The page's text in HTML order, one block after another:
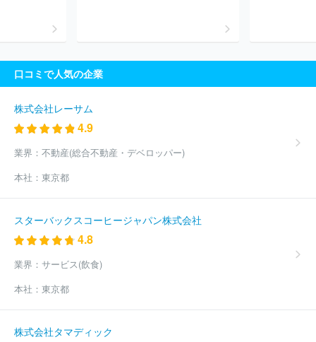
口コミで人気の企業
株式会社レーサム
4.9
業界： 不動産(総合不動産・デベロッパー)
本社： 東京都
スターバックスコーヒージャパン株式会社
4.8
業界： サービス(飲食)
本社： 東京都
株式会社タマディック